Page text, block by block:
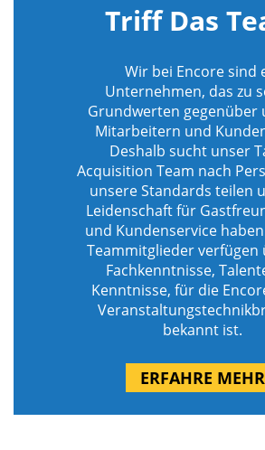
Triff Das
Wir bei Encore sind
Unternehmen, das zu
Grundwerten gegenüber
Mitarbeitern und
Deshalb sucht unser
Acquisition Team nach
unsere Standards teilen
Leidenschaft für
und Kundenservice
Teammitglieder verfügen
Fachkenntnisse,
Kenntnisse, für die
bekannt ist.
ERFAHRE MEHR